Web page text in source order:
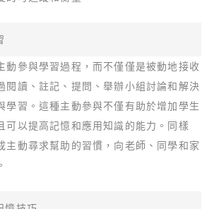
動參與學習過程，而不僅僅是被動地接收
閱讀、註記、提問、舉辦小組討論和解決
學習。這種主動參與不僅有助於增加學生
可以提高記憶和應用知識的能力。同樣
主動尋求幫助的習慣，向老師、同學和家